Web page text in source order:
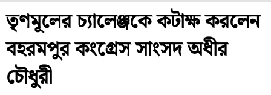
ফুল চাষ ফল চাষ মাছ চাষ পোল্ট্রি চাষ
উত্তর ২৪ পরগনা
তৃণমূলের চ্যালেঞ্জকে কটাক্ষ করলেন
বহরমপুর কংগ্রেস সাংসদ অধীর
চৌধুরী